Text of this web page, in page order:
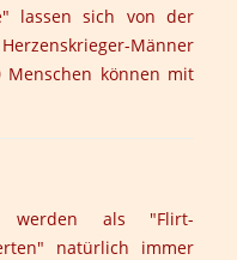
lassen sich von der
Männer
Menschen können mit
werden als "Flirt-
natürlich immer